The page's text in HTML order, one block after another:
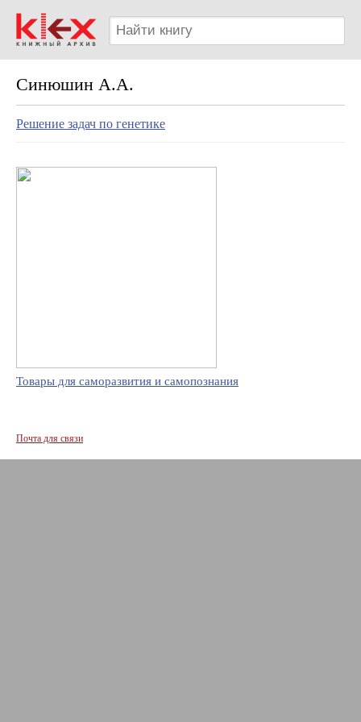
Синюшин А.А.
Решение задач по генетике
Товары для саморазвития и самопознания
Почта для связи